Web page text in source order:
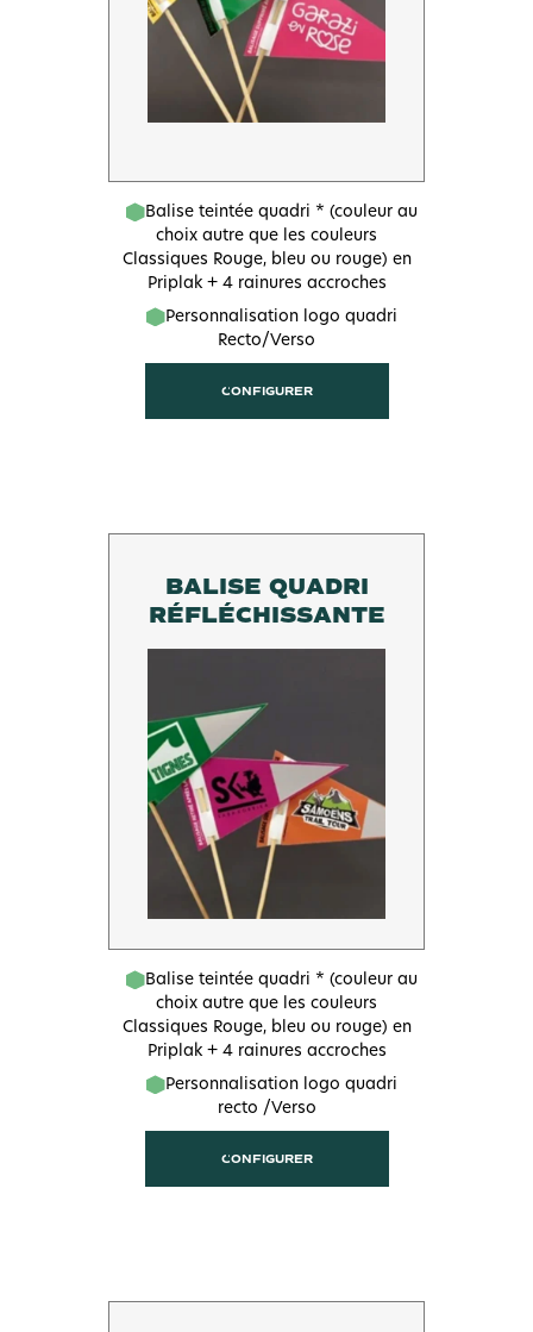
Balise teintée quadri * (couleur au
choix autre que les couleurs
Classiques Rouge, bleu ou rouge) en
Priplak + 4 rainures accroches
Personnalisation logo quadri
Recto/Verso
CONFIGURER
BALISE QUADRI
RÉFLÉCHISSANTE
Balise teintée quadri * (couleur au
choix autre que les couleurs
Classiques Rouge, bleu ou rouge) en
Priplak + 4 rainures accroches
Personnalisation logo quadri
recto /Verso
CONFIGURER